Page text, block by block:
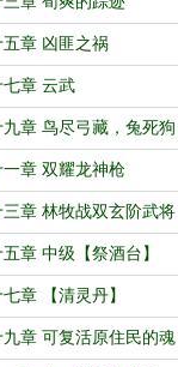
章 凶匪之祸
章 云武
章 鸟尽弓藏，兔死狗
章 双耀龙神枪
章 林牧战双玄阶武将
章 中级【祭酒台】
章 【清灵丹】
章 可复活原住民的魂